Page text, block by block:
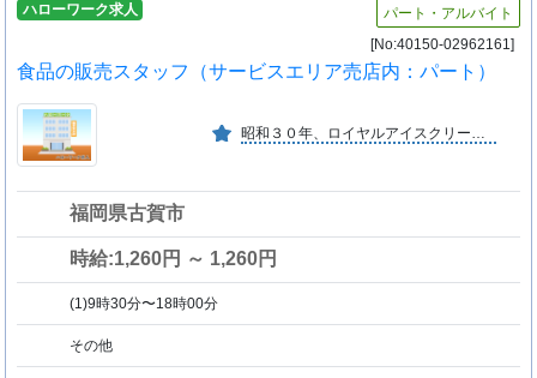
ハローワーク求人
パート・アルバイト
[No:40150-02962161]
食品の販売スタッフ（サービスエリア売店内：パート）
昭和３０年、ロイヤルアイスクリームの製造を開始し、平成元年にロイヤル食品株式会社として独立。平成２６年１月より、社名をロイヤル食品株式会社から株式会社セリア・ロイルに変更しました。
福岡県古賀市
時給:1,260円 ～ 1,260円
(1)9時30分〜18時00分
その他